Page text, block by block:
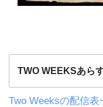
TWO WEEKSあら
Two Weeksの配信表